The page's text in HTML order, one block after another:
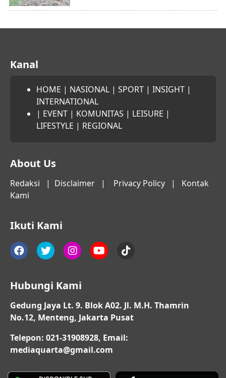
Kanal
HOME | NASIONAL | SPORT | INSIGHT |
INTERNATIONAL
| EVENT | KOMUNITAS | LEISURE |
LIFESTYLE | REGIONAL
About Us
Redaksi | Disclaimer | Privacy Policy | Kontak
Kami
Ikuti Kami
Hubungi Kami
Gedung Jaya Lt. 9. Blok A02. Jl. M.H. Thamrin
No.12, Menteng, Jakarta Pusat
Telepon: 021-31908928, Email:
mediaquarta@gmail.com